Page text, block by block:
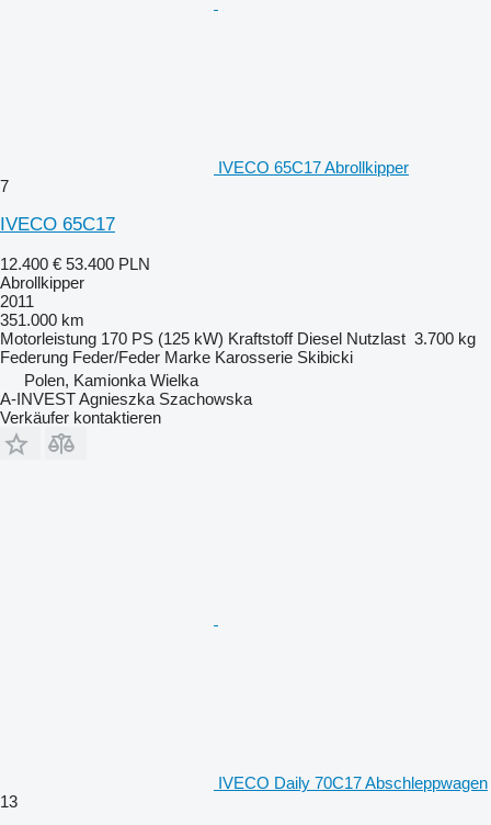
IVECO 65C17 Abrollkipper
7
IVECO 65C17
12.400 € 53.400 PLN
Abrollkipper
2011
351.000 km
Motorleistung 170 PS (125 kW) Kraftstoff Diesel Nutzlast 3.700 kg
Federung Feder/Feder Marke Karosserie Skibicki
Polen, Kamionka Wielka
A-INVEST Agnieszka Szachowska
Verkäufer kontaktieren
IVECO Daily 70C17 Abschleppwagen
13